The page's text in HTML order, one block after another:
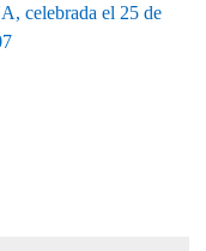
celebrada el 25 de